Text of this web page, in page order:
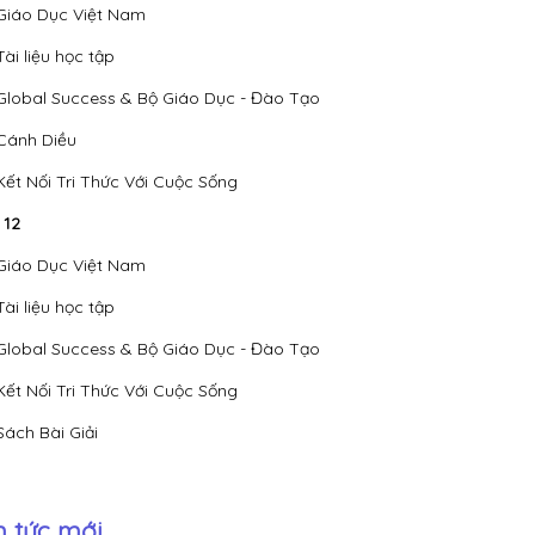
Dục Việt Nam
liệu học tập
Success & Bộ Giáo Dục - Đào Tạo
Diều
Nối Tri Thức Với Cuộc Sống
Dục Việt Nam
liệu học tập
Success & Bộ Giáo Dục - Đào Tạo
Nối Tri Thức Với Cuộc Sống
Bài Giải